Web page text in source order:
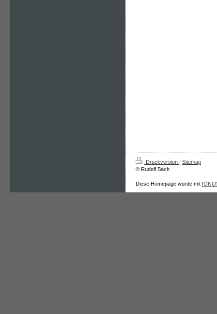
Druckversion | Sitemap
© Rudolf Bach
Diese Homepage wurde mit